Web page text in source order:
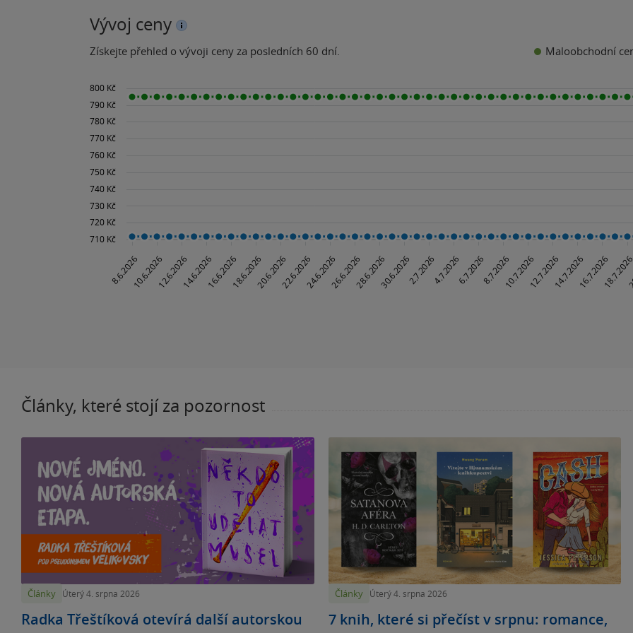
Vývoj ceny
Získejte přehled o vývoji ceny za posledních 60 dní. Maloobchodní
Články, které stojí za pozornost
Články Úterý 4. srpna 2026
Radka Třeštíková otevírá další autorskou
Články Úterý 4. srpna 2026
7 knih, které si přečíst v srpnu: romance,